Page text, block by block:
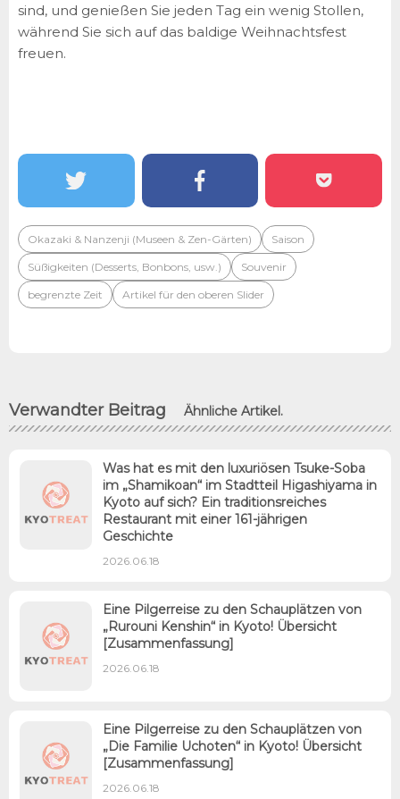
sind, und genießen Sie jeden Tag ein wenig Stollen,
während Sie sich auf das baldige Weihnachtsfest
freuen.
Okazaki & Nanzenji (Museen & Zen-Gärten) Saison
Süßigkeiten (Desserts, Bonbons, usw.) Souvenir
begrenzte Zeit Artikel für den oberen Slider
Verwandter Beitrag Ähnliche Artikel.
Was hat es mit den luxuriösen Tsuke-Soba
im „Shamikoan“ im Stadtteil Higashiyama in
Kyoto auf sich? Ein traditionsreiches
Restaurant mit einer 161-jährigen
Geschichte
2026.06.18
Eine Pilgerreise zu den Schauplätzen von
„Rurouni Kenshin“ in Kyoto! Übersicht
[Zusammenfassung]
2026.06.18
Eine Pilgerreise zu den Schauplätzen von
„Die Familie Uchoten“ in Kyoto! Übersicht
[Zusammenfassung]
2026.06.18